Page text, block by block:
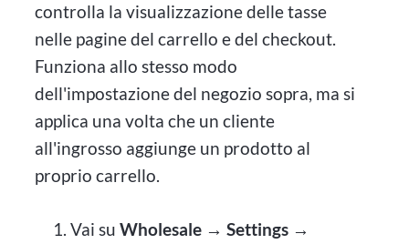
controlla la visualizzazione delle tasse
nelle pagine del carrello e del checkout.
Funziona allo stesso modo
dell'impostazione del negozio sopra, ma si
applica una volta che un cliente
all'ingrosso aggiunge un prodotto al
proprio carrello.
Vai su Wholesale → Settings →